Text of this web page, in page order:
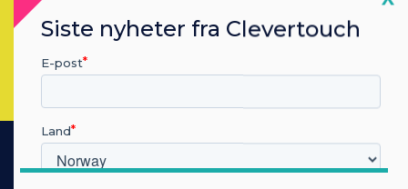
John Ginty
Corinna Denbow
Complete this form
Siste nyheter fra Clevertouch
E-post
Land